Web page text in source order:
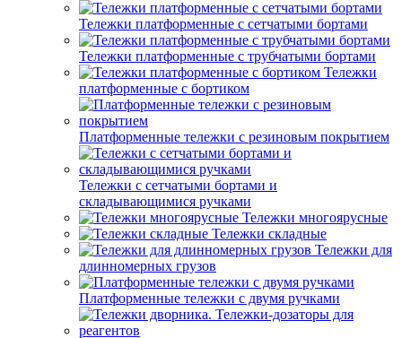
Тележки платформенные с сетчатыми бортами
Тележки платформенные с трубчатыми бортами
Тележки
платформенные с бортиком
Платформенные тележки с резиновым покрытием
Тележки с сетчатыми бортами и
складывающимися ручками
Тележки многоярусные
Тележки складные
Тележки для
длинномерных грузов
Платформенные тележки с двумя ручками